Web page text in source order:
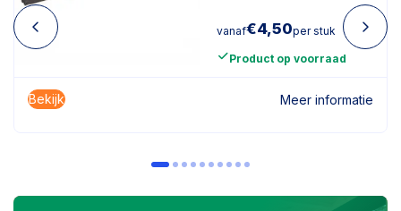
vanaf€4,50per stuk
Product op voorraad
Bekijk Meer informatie